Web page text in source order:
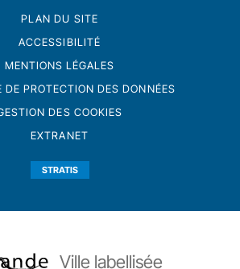
PLAN DU SITE
ACCESSIBILITÉ
MENTIONS LÉGALES
DE PROTECTION DES DONNÉES
DES COOKIES
EXTRANET
STRATIS
Ville labellisée